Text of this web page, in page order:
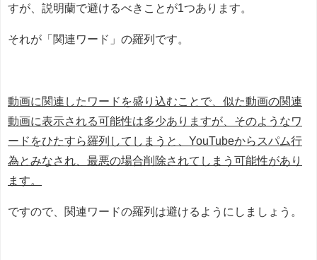
すが、説明蘭で避けるべきことが1つあります。
それが「関連ワード」の羅列です。
動画に関連したワードを盛り込むことで、似た動画の関連
動画に表示される可能性は多少ありますが、そのようなワ
ードをひたすら羅列してしまうと、YouTubeからスパム行
為とみなされ、最悪の場合削除されてしまう可能性があり
ます。
ですので、関連ワードの羅列は避けるようにしましょう。